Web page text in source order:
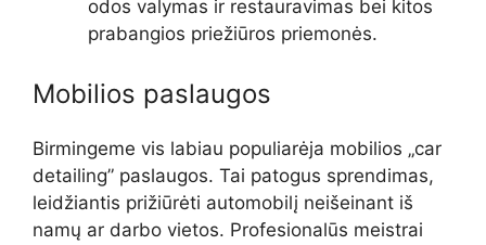
odos valymas ir restauravimas bei kitos
prabangios priežiūros priemonės.
Mobilios paslaugos
Birmingeme vis labiau populiarėja mobilios „car
detailing” paslaugos. Tai patogus sprendimas,
leidžiantis prižiūrėti automobilį neišeinant iš
namų ar darbo vietos. Profesionalūs meistrai